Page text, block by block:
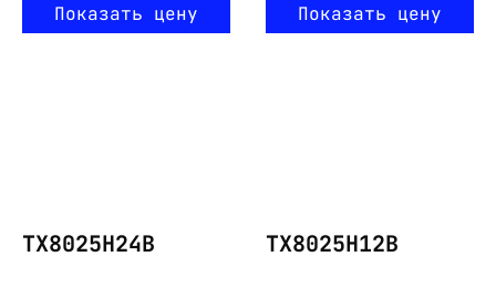
Показать цену Показать цену
TX8025H24B TX8025H12B